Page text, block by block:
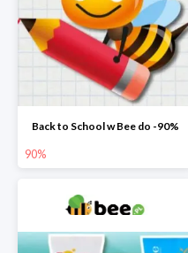
Back to School w Bee do -90%
90%